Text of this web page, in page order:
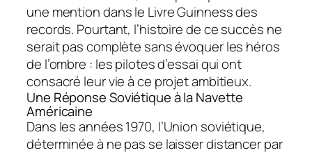
une mention dans le Livre Guinness des
records. Pourtant, l’histoire de ce succès ne
serait pas complète sans évoquer les héros
de l’ombre : les pilotes d’essai qui ont
consacré leur vie à ce projet ambitieux.
Une Réponse Soviétique à la Navette
Américaine
Dans les années 1970, l’Union soviétique,
déterminée à ne pas se laisser distancer par